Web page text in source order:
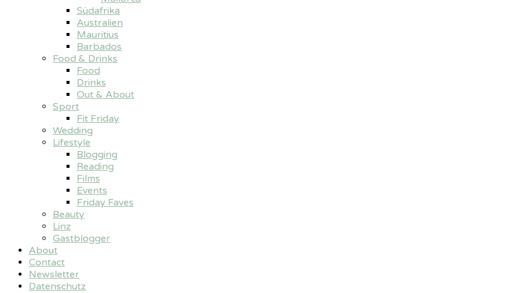
Südafrika
Australien
Mauritius
Barbados
Food & Drinks
Food
Drinks
Out & About
Sport
Fit Friday
Wedding
Lifestyle
Blogging
Reading
Films
Events
Friday Faves
Beauty
Linz
Gastblogger
About
Contact
Newsletter
Datenschutz